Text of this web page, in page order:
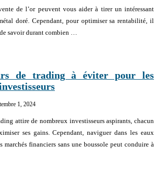
de l’or peuvent vous aider à tirer un intéressant
doré. Cependant, pour optimiser sa rentabilité, il
savoir durant combien …
de trading à éviter pour les
1, 2024
attire de nombreux investisseurs aspirants, chacun
ses gains. Cependant, naviguer dans les eaux
marchés financiers sans une boussole peut conduire à